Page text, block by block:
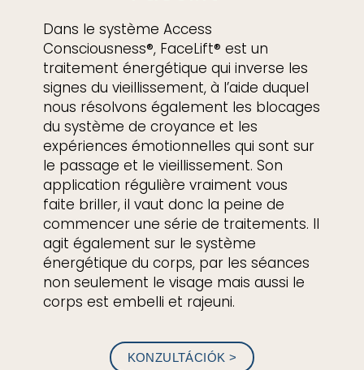
Dans le système Access
Consciousness®, FaceLift® est un
traitement énergétique qui inverse les
signes du vieillissement, à l’aide duquel
nous résolvons également les blocages
du système de croyance et les
expériences émotionnelles qui sont sur
le passage et le vieillissement. Son
application régulière vraiment vous
faite briller, il vaut donc la peine de
commencer une série de traitements. Il
agit également sur le système
énergétique du corps, par les séances
non seulement le visage mais aussi le
corps est embelli et rajeuni.
KONZULTÁCIÓK >